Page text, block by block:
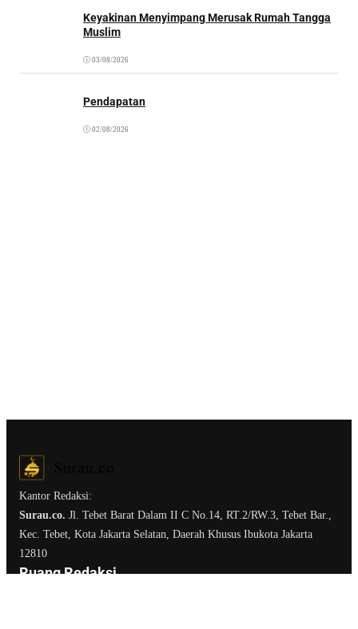
Keyakinan Menyimpang Merusak Rumah Tangga
Muslim
03/08/2026
Pendapatan
02/08/2026
Kantor Redaksi:
Surau.co. Jl. Tebet Barat Dalam II C No.14, RT.2/RW.3, Tebet Bar.,
Kec. Tebet, Kota Jakarta Selatan, Daerah Khusus Ibukota Jakarta
12810
Ruang Redaksi